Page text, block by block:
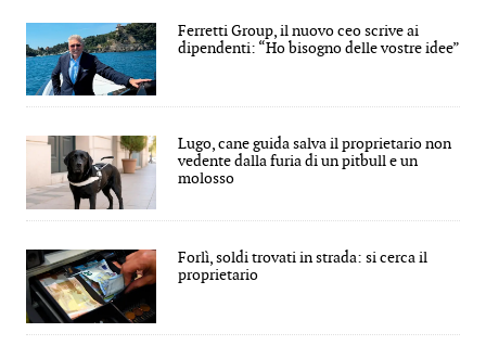
Ferretti Group, il nuovo ceo scrive ai
dipendenti: “Ho bisogno delle vostre idee”
Lugo, cane guida salva il proprietario non
vedente dalla furia di un pitbull e un
molosso
Forlì, soldi trovati in strada: si cerca il
proprietario